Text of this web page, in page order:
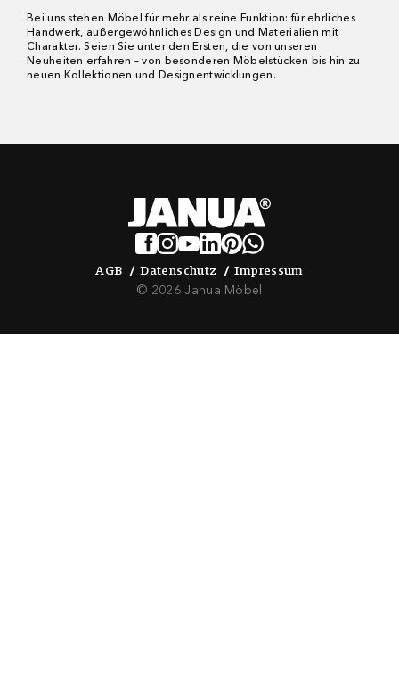
Bei uns stehen Möbel für mehr als reine Funktion: für ehrliches
Handwerk, außergewöhnliches Design und Materialien mit
Charakter. Seien Sie unter den Ersten, die von unseren
Neuheiten erfahren – von besonderen Möbelstücken bis hin zu
neuen Kollektionen und Designentwicklungen.
AGB
Datenschutz
Datenschutz
Impressum
Impressum
© 2026 Janua Möbel